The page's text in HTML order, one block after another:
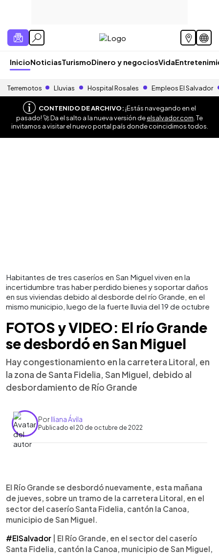
InicioNoticiasTurismoDinero y negociosVida
Terremotos Lluvias Hospital Rosales Empleos El Salvador
CONTENIDO DE ARCHIVO:¡Estás navegando en el
pasado! 🚀 Da el salto a la nueva versión deelsalvador.com . Te
invitamos a visitar el nuevo portal país donde coincidimos todos.
Habitantes de tres caseríos en San Miguel viven en la
incertidumbre tras haber perdido bienes y soportar daños
en sus viviendas debido al desborde del río Grande, en el
mismo municipio, luego de la fuerte lluvia del 19 de octubre
FOTOS y VIDEO: El río Grande
se desbordó en San Miguel
Hay congestionamiento en la carretera Litoral, en
la zona de Santa Fidelia, San Miguel, debido al
desbordamiento de Río Grande
PorIliana Ávila
Publicado el 20 de octubre de 2022
► Escuchar artículo
El Río Grande se desbordó nuevamente, esta mañana
de jueves, sobre un tramo de la carretera Litoral, en el
sector del caserío Santa Fidelia, cantón la Canoa,
municipio de San Miguel.
#ElSalvador | El Río Grande, en el sector del caserío
Santa Fidelia, cantón la Canoa, municipio de San Miguel,